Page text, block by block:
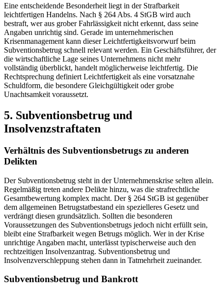
Eine entscheidende Besonderheit liegt in der Strafbarkeit
leichtfertigen Handelns. Nach § 264 Abs. 4 StGB wird auch
bestraft, wer aus grober Fahrlässigkeit nicht erkennt, dass seine
Angaben unrichtig sind. Gerade im unternehmerischen
Krisenmanagement kann dieser Leichtfertigkeitsvorwurf beim
Subventionsbetrug schnell relevant werden. Ein Geschäftsführer, der
die wirtschaftliche Lage seines Unternehmens nicht mehr
vollständig überblickt, handelt möglicherweise leichtfertig. Die
Rechtsprechung definiert Leichtfertigkeit als eine vorsatznahe
Schuldform, die besondere Gleichgültigkeit oder grobe
Unachtsamkeit voraussetzt.
5. Subventionsbetrug und
Insolvenzstraftaten
Verhältnis des Subventionsbetrugs zu anderen
Delikten
Der Subventionsbetrug steht in der Unternehmenskrise selten allein.
Regelmäßig treten andere Delikte hinzu, was die strafrechtliche
Gesamtbewertung komplex macht. Der § 264 StGB ist gegenüber
dem allgemeinen Betrugstatbestand ein spezielleres Gesetz und
verdrängt diesen grundsätzlich. Sollten die besonderen
Voraussetzungen des Subventionsbetrugs jedoch nicht erfüllt sein,
bleibt eine Strafbarkeit wegen Betrugs möglich. Wer in der Krise
unrichtige Angaben macht, unterlässt typischerweise auch den
rechtzeitigen Insolvenzantrag. Subventionsbetrug und
Insolvenzverschleppung stehen dann in Tatmehrheit zueinander.
Subventionsbetrug und Bankrott